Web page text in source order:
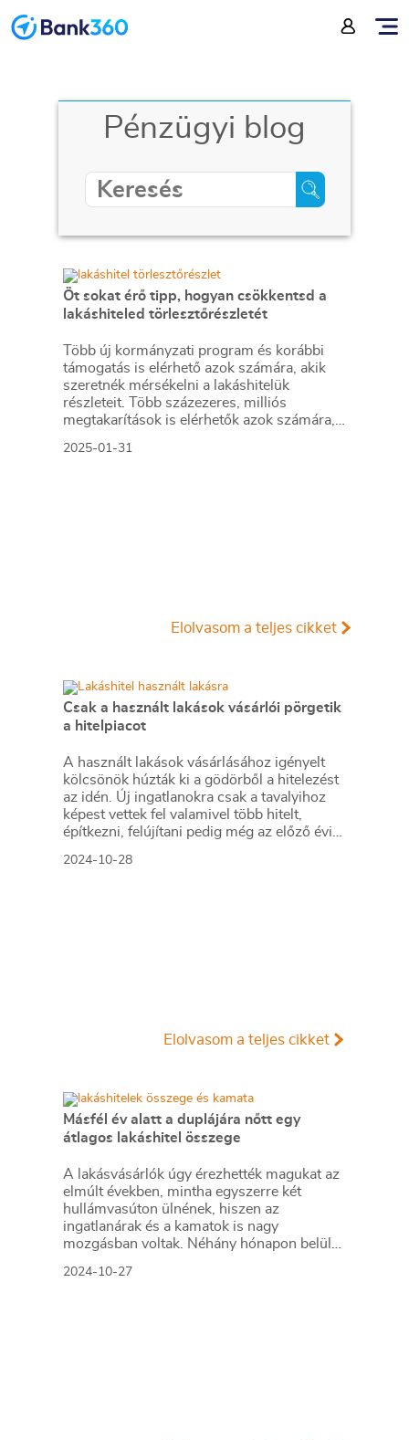
Öt sokat érő tipp, hogyan csökkentsd a
lakáshiteled törlesztőrészletét
Több új kormányzati program és korábbi
támogatás is elérhető azok számára, akik
szeretnék mérsékelni a lakáshitelük
részleteit. Több százezeres, milliós
megtakarítások is elérhetők azok számára,
2025-01-31
Elolvasom a teljes cikket
Csak a használt lakások vásárlói pörgetik
a hitelpiacot
A használt lakások vásárlásához igényelt
kölcsönök húzták ki a gödörből a hitelezést
az idén. Új ingatlanokra csak a tavalyihoz
képest vettek fel valamivel több hitelt,
építkezni, felújítani pedig még az előző évi
kölcsönből.
2024-10-28
Elolvasom a teljes cikket
Másfél év alatt a duplájára nőtt egy
átlagos lakáshitel összege
A lakásvásárlók úgy érezhették magukat az
elmúlt években, mintha egyszerre két
hullámvasúton ülnének, hiszen az
ingatlanárak és a kamatok is nagy
mozgásban voltak. Néhány hónapon belül
számíthatnak, akiket majd érint az 5
2024-10-27
Pénzügyi blog